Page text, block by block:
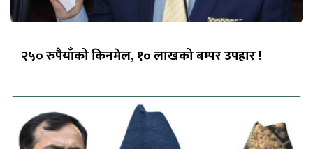
२५० रुपैयाँको किनमेल, १० लाखको बम्पर उपहार !